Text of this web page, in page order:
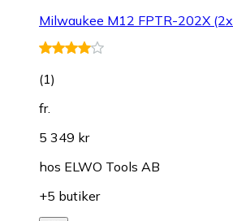
Milwaukee M12 FPTR-202X
(1)
fr.
5 349 kr
hos ELWO Tools AB
+5 butiker